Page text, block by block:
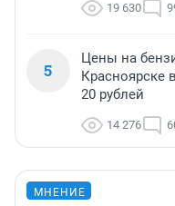
19 630
5
Цены на
Красноярске
20 рублей
14 276
МНЕНИЕ